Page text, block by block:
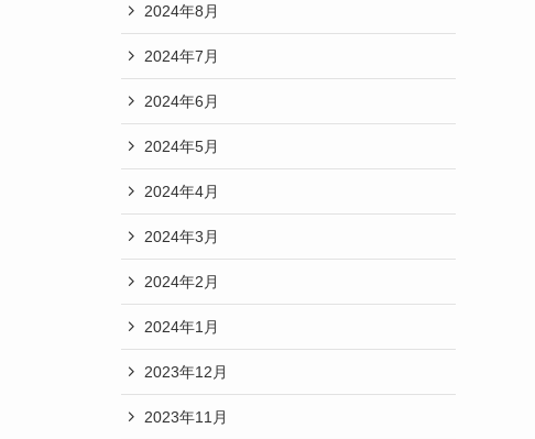
2024年8月
2024年7月
2024年6月
2024年5月
2024年4月
2024年3月
2024年2月
2024年1月
2023年12月
2023年11月